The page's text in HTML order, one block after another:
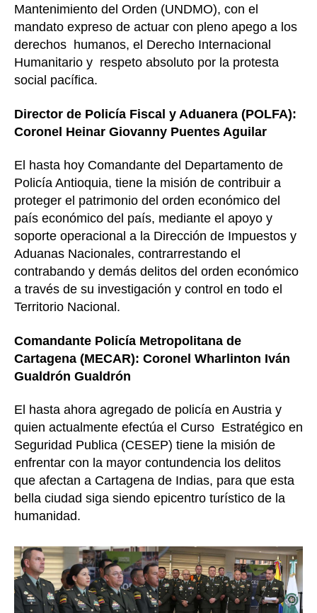
Mantenimiento del Orden (UNDMO), con el
mandato expreso de actuar con pleno apego a los
derechos humanos, el Derecho Internacional
Humanitario y respeto absoluto por la protesta
social pacífica.
Director de Policía Fiscal y Aduanera (POLFA):
Coronel Heinar Giovanny Puentes Aguilar
El hasta hoy Comandante del Departamento de
Policía Antioquia, tiene la misión de contribuir a
proteger el patrimonio del orden económico del
país económico del país, mediante el apoyo y
soporte operacional a la Dirección de Impuestos y
Aduanas Nacionales, contrarrestando el
contrabando y demás delitos del orden económico
a través de su investigación y control en todo el
Territorio Nacional.
Comandante Policía Metropolitana de
Cartagena (MECAR): Coronel Wharlinton Iván
Gualdrón Gualdrón
El hasta ahora agregado de policía en Austria y
quien actualmente efectúa el Curso Estratégico en
Seguridad Publica (CESEP) tiene la misión de
enfrentar con la mayor contundencia los delitos
que afectan a Cartagena de Indias, para que esta
bella ciudad siga siendo epicentro turístico de la
humanidad.